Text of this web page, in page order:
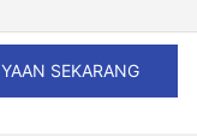
SEKARANG